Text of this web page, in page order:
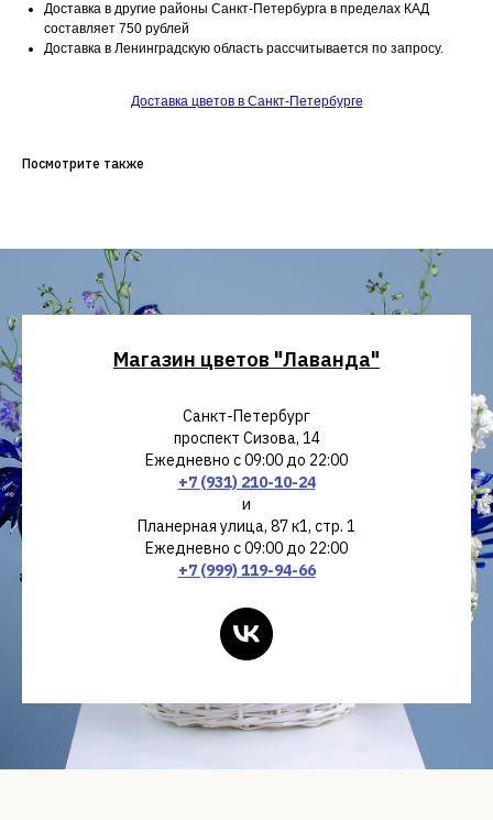
Доставка в другие районы Санкт-Петербурга в пределах КАД
составляет 750 рублей
Доставка в Ленинградскую область рассчитывается по запросу.
Доставка цветов в Санкт-Петербурге
Посмотрите также
Магазин цветов "Лаванда"
Санкт-Петербург
проспект Сизова, 14
Ежедневно с 09:00 до 22:00
+7 (931) 210-10-24
и
Планерная улица, 87 к1, стр. 1
Ежедневно с 09:00 до 22:00
+7 (999) 119-94-66